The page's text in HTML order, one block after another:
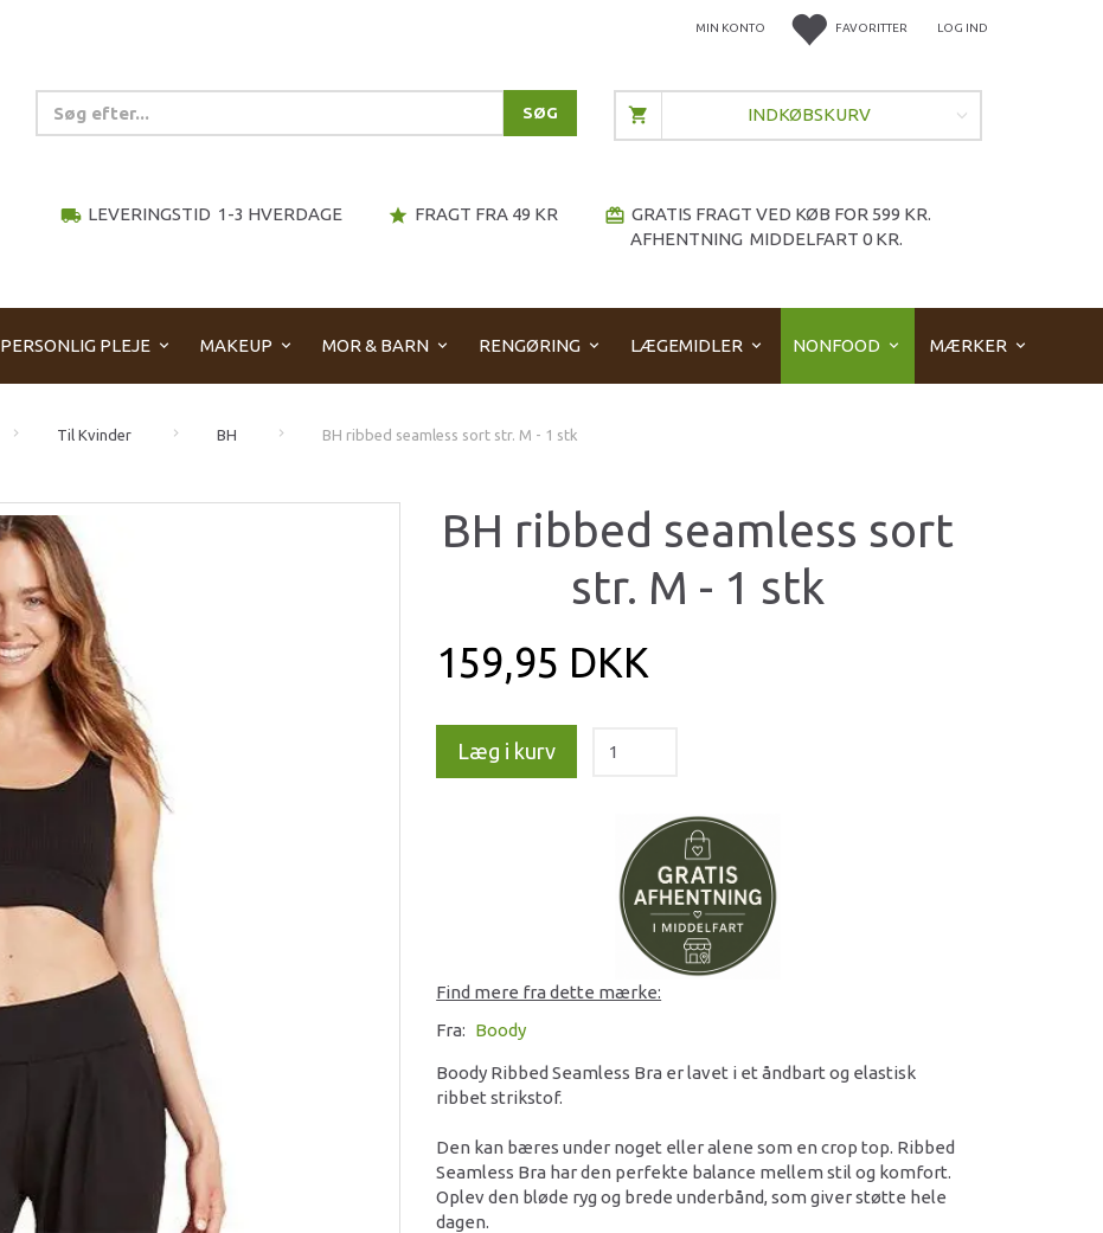
FAVORITTER LOG IND
MIN KONTO
SØG
local_shipping LEVERINGSTID 1-3 HVERDAGE star FRAGT FRA 49 KR redeem GRATIS FRAGT VED KØB FOR 599 KR.
AFHENTNING MIDDELFART 0 KR.
INDKØBSKURV
PERSONLIG PLEJE MAKEUP MOR & BARN RENGØRING LÆGEMIDLER NONFOOD MÆRKER
Til Kvinder BH BH ribbed seamless sort str. M - 1 stk
BH ribbed seamless sort
str. M - 1 stk
159,95 DKK
Læg i kurv
Find mere fra dette mærke:
Fra: Boody
Boody Ribbed Seamless Bra er lavet i et åndbart og elastisk
ribbet strikstof.
Den kan bæres under noget eller alene som en crop top. Ribbed
Seamless Bra har den perfekte balance mellem stil og komfort.
Oplev den bløde ryg og brede underbånd, som giver støtte hele
dagen.